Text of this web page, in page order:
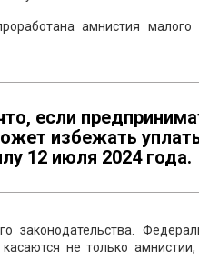
амнистия
если
избежать
12 июля 2024 года.
законодательства.
не только